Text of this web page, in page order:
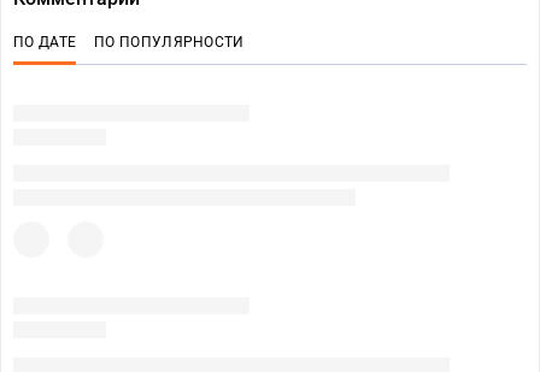
ПО ДАТЕ ПО ПОПУЛЯРНОСТИ